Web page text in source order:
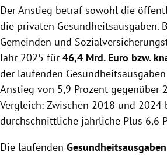
Der Anstieg betraf sowohl die
die privaten Gesundheitsausgaben.
Gemeinden und
Jahr 2025 für 46,4 Mrd. Euro bzw.
der laufenden
Anstieg von 5,9 Prozent gegenüber
Vergleich: Zwischen 2018 und 2024
durchschnittliche jährliche Plus 6,6
Die laufenden